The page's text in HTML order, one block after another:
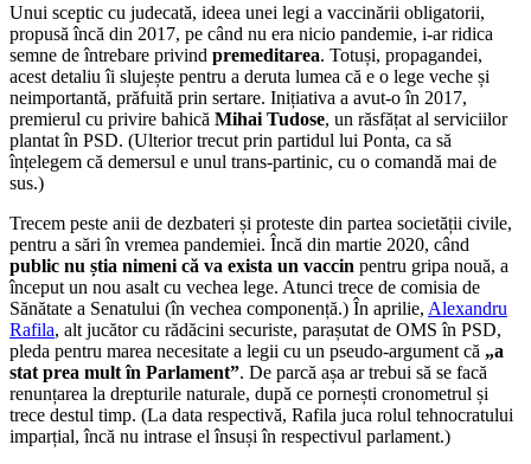
Unui sceptic cu judecată, ideea unei legi a vaccinării obligatorii,
propusă încă din 2017, pe când nu era nicio pandemie, i-ar ridica
semne de întrebare privind premeditarea. Totuși, propagandei,
acest detaliu îi slujește pentru a deruta lumea că e o lege veche și
neimportantă, prăfuită prin sertare. Inițiativa a avut-o în 2017,
premierul cu privire bahică Mihai Tudose, un răsfățat al serviciilor
plantat în PSD. (Ulterior trecut prin partidul lui Ponta, ca să
înțelegem că demersul e unul trans-partinic, cu o comandă mai de
sus.)
Trecem peste anii de dezbateri și proteste din partea societății civile,
pentru a sări în vremea pandemiei. Încă din martie 2020, când
public nu știa nimeni că va exista un vaccin pentru gripa nouă, a
început un nou asalt cu vechea lege. Atunci trece de comisia de
Sănătate a Senatului (în vechea componență.) În aprilie, Alexandru
Rafila, alt jucător cu rădăcini securiste, parașutat de OMS în PSD,
pleda pentru marea necesitate a legii cu un pseudo-argument că „a
stat prea mult în Parlament”. De parcă așa ar trebui să se facă
renunțarea la drepturile naturale, după ce pornești cronometrul și
trece destul timp. (La data respectivă, Rafila juca rolul tehnocratului
imparțial, încă nu intrase el însuși în respectivul parlament.)